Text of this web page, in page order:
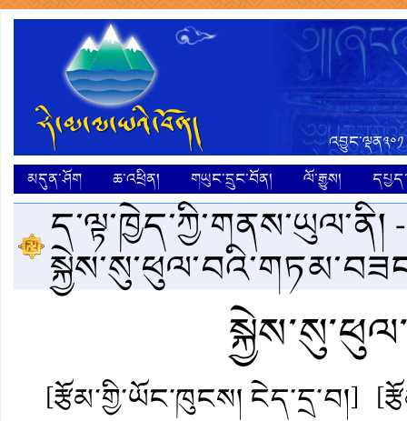
མདུན་ཤོག
ཆ་འཕྲིན། གཡུང་དྲུང་བོན། ལོ་རྒྱུས།
ད་ལྟ་ཁྱེད་ཀྱི་གནས་ཡུལ་ནི།
[རྩོམ་གྱི་ཡོང་ཁུངས། ངེད་དྲ་བ།]